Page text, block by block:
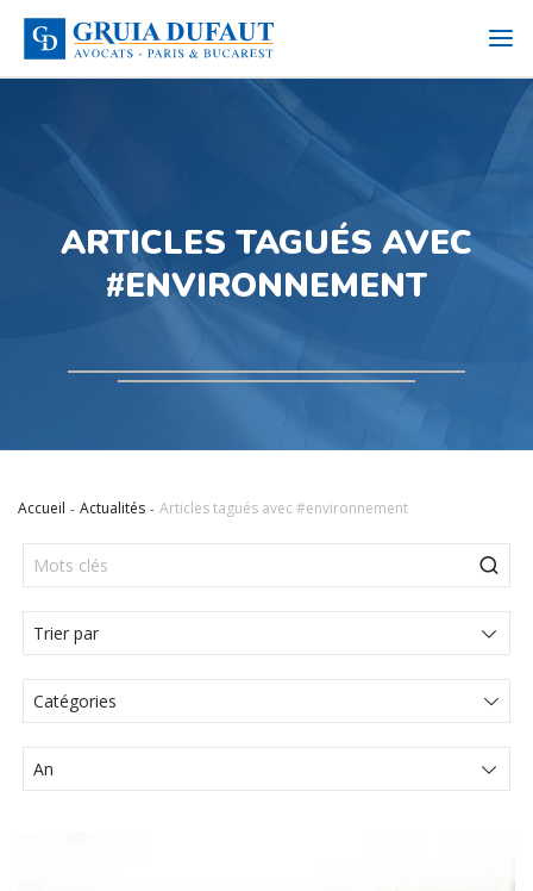
ARTICLES TAGUÉS AVEC
#ENVIRONNEMENT
Accueil Actualités Articles tagués avec #environnement
Catégories
Actualités Juridiques
Articles